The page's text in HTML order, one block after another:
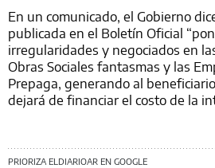
En un comunicado, el Gobierno
publicada en el Boletín Oficial
irregularidades y negociados en
Obras Sociales fantasmas y las
Prepaga, generando al
dejará de financiar el costo de la
PRIORIZA ELDIARIOAR EN GOOGLE